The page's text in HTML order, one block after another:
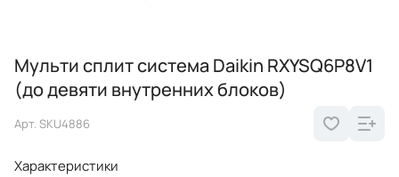
Мульти сплит система Daikin RXYSQ6P8V1
(до девяти внутренних блоков)
Арт. SKU4886
Характеристики